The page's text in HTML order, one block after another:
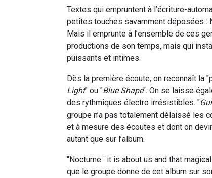
Textes qui empruntent à l’écriture-
petites touches savamment déposées :
Mais il emprunte à l’ensemble de ces
productions de son temps, mais qui
puissants et intimes.
Dès la première écoute, on reconnaît la
Light" ou "Blue Shape". On se laisse
des rythmiques électro irrésistibles. "
groupe n’a pas totalement délaissé les
et à mesure des écoutes et dont on
autant que sur l’album.
"Nocturne : it is about us and that
que le groupe donne de cet album sur